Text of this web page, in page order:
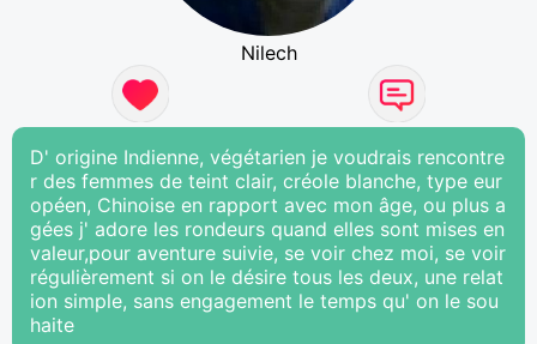
Nilech
D' origine Indienne, végétarien je voudrais rencontre
r des femmes de teint clair, créole blanche, type eur
opéen, Chinoise en rapport avec mon âge, ou plus a
gées j' adore les rondeurs quand elles sont mises en
valeur,pour aventure suivie, se voir chez moi, se voir
régulièrement si on le désire tous les deux, une relat
ion simple, sans engagement le temps qu' on le sou
haite